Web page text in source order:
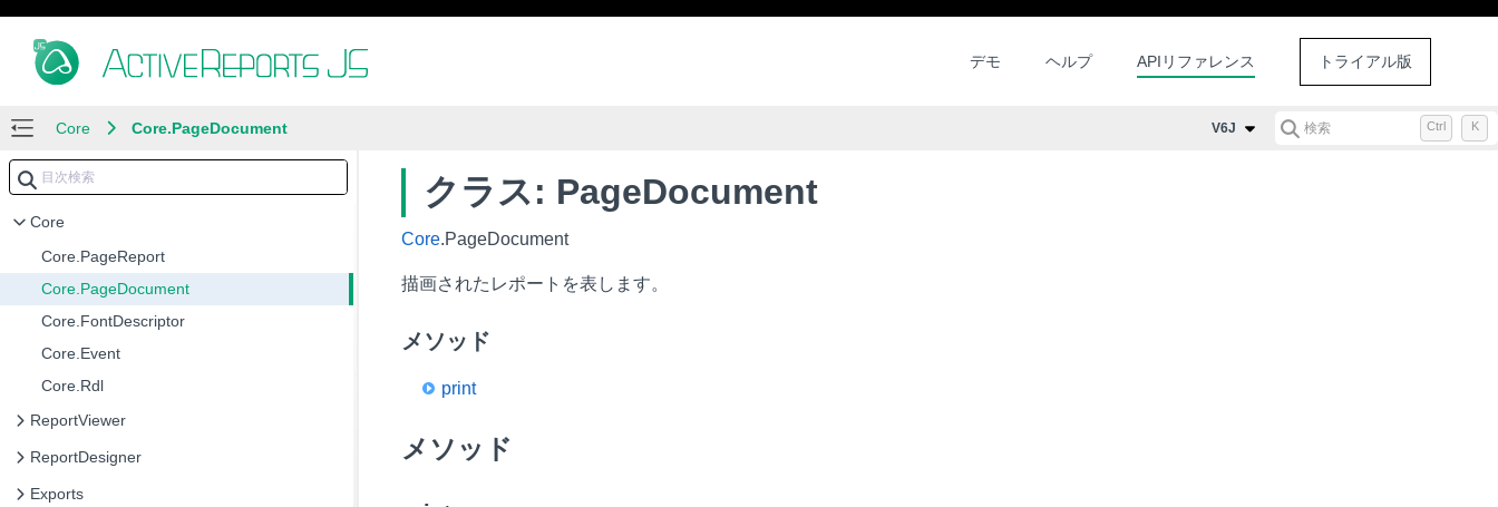
デモ ヘルプ APIリファレンス トライアル版
Core Core.PageDocument V6J 検索 Ctrl K
Core
Core.PageReport
Core.PageDocument
Core.FontDescriptor
Core.Event
Core.Rdl
ReportViewer
ReportDesigner
Exports
クラス: PageDocument
Core.PageDocument
描画されたレポートを表します。
メソッド
print
メソッド